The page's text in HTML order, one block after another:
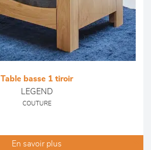
Table basse 1 tiroir
LEGEND
COUTURE
En savoir plus